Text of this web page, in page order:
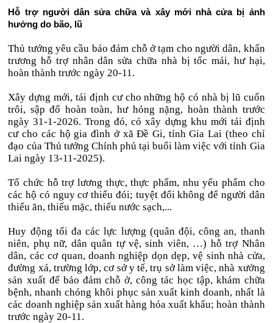
Hỗ trợ người dân sửa chữa và xây mới nhà cửa bị ảnh
hưởng do bão, lũ
Thủ tướng yêu cầu bảo đảm chỗ ở tạm cho người dân, khẩn
trương hỗ trợ nhân dân sửa chữa nhà bị tốc mái, hư hại,
hoàn thành trước ngày 20-11.
Xây dựng mới, tái định cư cho những hộ có nhà bị lũ cuốn
trôi, sập đổ hoàn toàn, hư hỏng nặng, hoàn thành trước
ngày 31-1-2026. Trong đó, có xây dựng khu mới tái định
cư cho các hộ gia đình ở xã Đề Gi, tỉnh Gia Lai (theo chỉ
đạo của Thủ tướng Chính phủ tại buổi làm việc với tỉnh Gia
Lai ngày 13-11-2025).
Tổ chức hỗ trợ lương thực, thực phẩm, nhu yếu phẩm cho
các hộ có nguy cơ thiếu đói; tuyệt đối không để người dân
thiếu ăn, thiếu mặc, thiếu nước sạch,...
Huy động tối đa các lực lượng (quân đội, công an, thanh
niên, phụ nữ, dân quân tự vệ, sinh viên, …) hỗ trợ Nhân
dân, các cơ quan, doanh nghiệp dọn dẹp, vệ sinh nhà cửa,
đường xá, trường lớp, cơ sở y tế, trụ sở làm việc, nhà xưởng
sản xuất để bảo đảm chỗ ở, công tác học tập, khám chữa
bệnh, nhanh chóng khôi phục sản xuất kinh doanh, nhất là
các doanh nghiệp sản xuất hàng hóa xuất khẩu; hoàn thành
trước ngày 20-11.